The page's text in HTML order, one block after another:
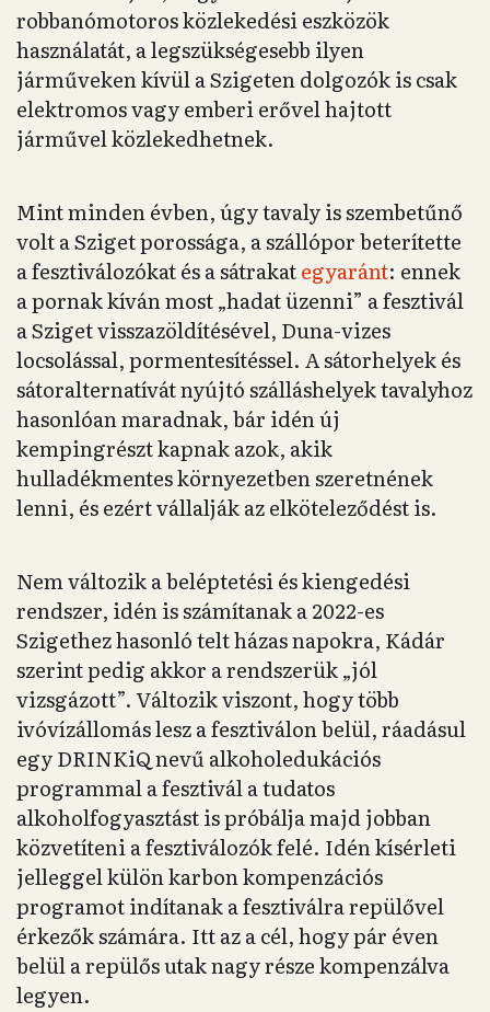
robbanómotoros közlekedési eszközök
használatát, a legszükségesebb ilyen
járműveken kívül a Szigeten dolgozók is csak
elektromos vagy emberi erővel hajtott
járművel közlekedhetnek.
Mint minden évben, úgy tavaly is szembetűnő
volt a Sziget porossága, a szállópor beterítette
a fesztiválozókat és a sátrakategyaránt: ennek
a pornak kíván most „hadat üzenni” a fesztivál
a Sziget visszazöldítésével, Duna-vizes
locsolással, pormentesítéssel. A sátorhelyek és
sátoralternatívát nyújtó szálláshelyek tavalyhoz
hasonlóan maradnak, bár idén új
kempingrészt kapnak azok, akik
hulladékmentes környezetben szeretnének
lenni, és ezért vállalják az elköteleződést is.
Nem változik a beléptetési és kiengedési
rendszer, idén is számítanak a 2022-es
Szigethez hasonló telt házas napokra, Kádár
szerint pedig akkor a rendszerük „jól
vizsgázott”. Változik viszont, hogy több
ivóvízállomás lesz a fesztiválon belül, ráadásul
egy DRINKiQ nevű alkoholedukációs
programmal a fesztivál a tudatos
alkoholfogyasztást is próbálja majd jobban
közvetíteni a fesztiválozók felé. Idén kísérleti
jelleggel külön karbon kompenzációs
programot indítanak a fesztiválra repülővel
érkezők számára. Itt az a cél, hogy pár éven
belül a repülős utak nagy része kompenzálva
legyen.